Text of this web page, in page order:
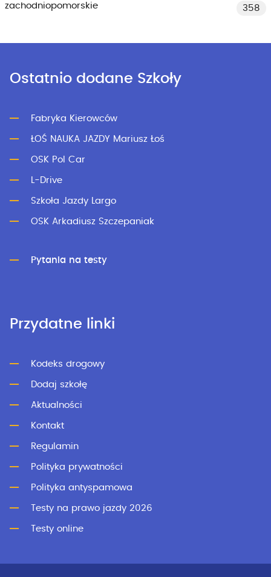
zachodniopomorskie
358
Ostatnio dodane Szkoły
Fabryka Kierowców
ŁOŚ NAUKA JAZDY Mariusz Łoś
OSK Pol Car
L-Drive
Szkoła Jazdy Largo
OSK Arkadiusz Szczepaniak
Pytania na testy
Przydatne linki
Kodeks drogowy
Dodaj szkołę
Aktualności
Kontakt
Regulamin
Polityka prywatności
Polityka antyspamowa
Testy na prawo jazdy 2026
Testy online